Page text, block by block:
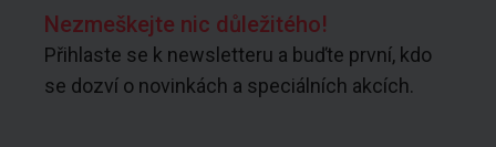
Nezmeškejte nic důležitého!
Přihlaste se k newsletteru a buďte první, kdo
se dozví o novinkách a speciálních akcích.